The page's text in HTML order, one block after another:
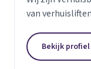
van
Bekijk profiel